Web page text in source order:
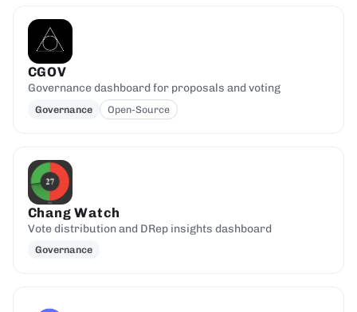
CGOV
Governance dashboard for proposals and voting
Governance Open-Source
Chang Watch
Vote distribution and DRep insights dashboard
Governance